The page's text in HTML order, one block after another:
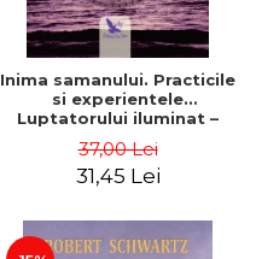
Inima samanului. Practicile
si experientele
Luptatorului iluminat –
37,00 Lei
31,45 Lei